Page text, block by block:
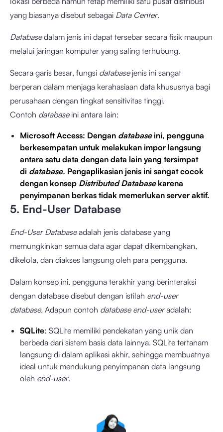
yang biasanya disebut sebagai Data Center.
Databasedalam jenis ini dapat tersebar secara fisik maupun
melalui jaringan komputer yang saling terhubung.
Secara garis besar, fungsi database jenis ini sangat
berperan dalam menjaga kerahasiaan data khususnya bagi
perusahaan dengan tingkat sensitivitas tinggi.
Contoh database ini antara lain:
Microsoft Access: Dengan databaseini, pengguna
berkesempatan untuk melakukan impor langsung
antara satu data dengan data lain yang tersimpat
di database. Pengaplikasian jenis ini sangat cocok
dengan konsep Distributed Database karena
penyimpanan berkas tidak memerlukan server aktif.
5. End-User Database
End-User Databaseadalah jenis database yang
memungkinkan semua data agar dapat dikembangkan,
dikelola, dan diakses langsung oleh para pengguna.
Dalam konsep ini, pengguna terakhir yang berinteraksi
dengan database disebut dengan istilah end-user
database. Adapun contoh database end-useradalah:
SQLite: SQLite memiliki pendekatan yang unik dan
berbeda dari sistem basis data lainnya. SQLite tertanam
langsung di dalam aplikasi akhir, sehingga membuatnya
ideal untuk mendukung penyimpanan data langsung
oleh end-user.